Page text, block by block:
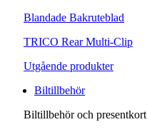
Blandade Bakruteblad
TRICO Rear Multi-Clip
Utgående produkter
Biltillbehör
Biltillbehör och presentkort